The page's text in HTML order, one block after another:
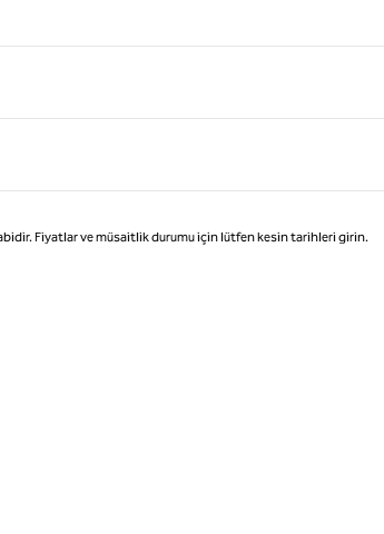
Fiyatlar ve müsaitlik durumu için lütfen kesin tarihleri girin.